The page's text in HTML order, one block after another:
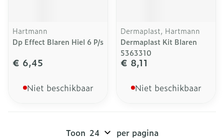
Hartmann
Dp Effect Blaren Hiel 6 P/s
€ 6,45
Niet beschikbaar
Dermaplast, Hartmann
Dermaplast Kit Blaren
5363310
€ 8,11
Niet beschikbaar
Toon per pagina